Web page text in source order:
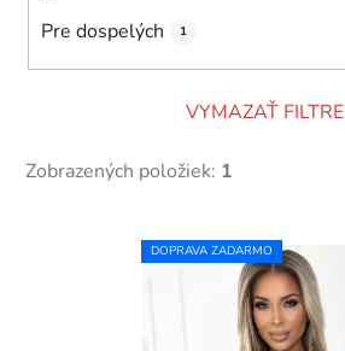
Pre dospelých 1
VYMAZAŤ FILTRE
Zobrazených položiek: 1
DOPRAVA ZADARMO